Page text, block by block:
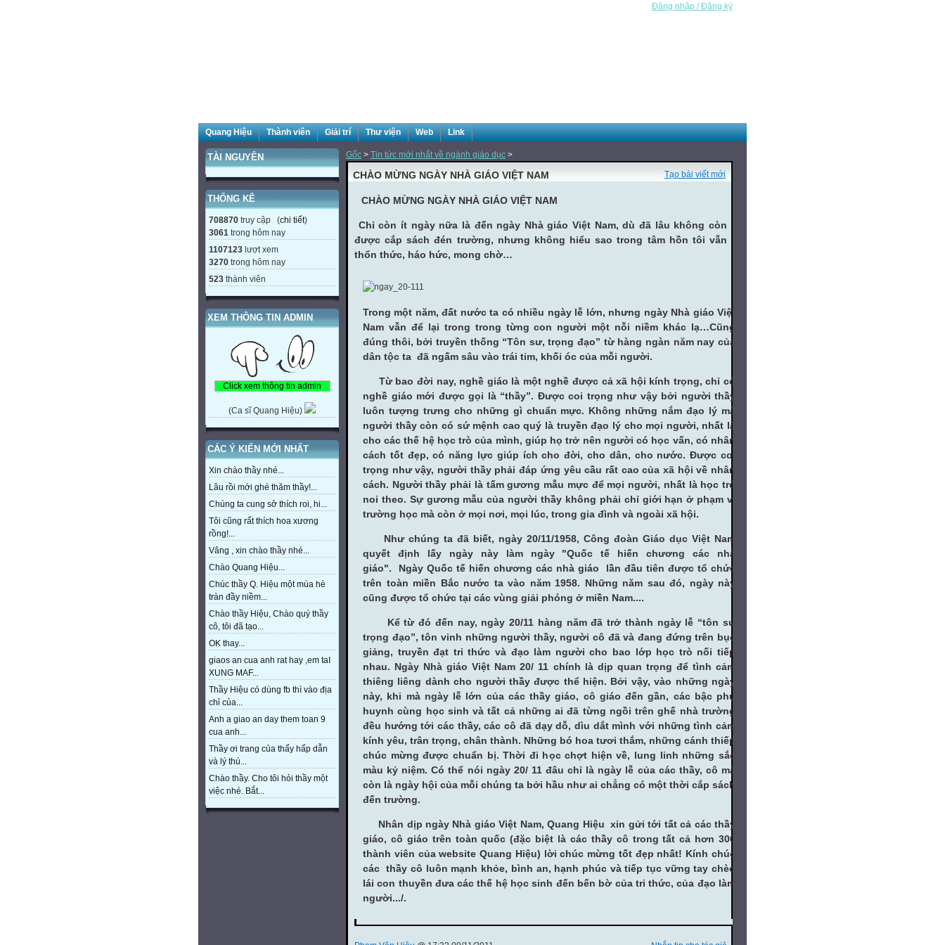
Đăng nhập / Đăng ký
Quang Hiệu Thành viên Giải trí Thư viện Web Link
TÀI NGUYÊN
THỐNG KÊ
708870 truy cập (chi tiết)
3061 trong hôm nay
1107123 lượt xem
3270 trong hôm nay
523 thành viên
XEM THÔNG TIN ADMIN
(Ca sĩ Quang Hiệu)
CÁC Ý KIẾN MỚI NHẤT
Xin chào thầy nhé...
Lâu rồi mới ghé thăm thầy!...
Chúng ta cung sở thích roi, hi...
Tôi cũng rất thích hoa xương
rồng!...
Vâng , xin chào thầy nhé...
Chào Quang Hiệu...
Chúc thầy Q. Hiệu một mùa hè
tràn đầy niềm...
Chào thầy Hiệu, Chào quý thầy
cô, tôi đã tạo...
OK thay...
giaos an cua anh rat hay ,em taI
XUNG MAF...
Thầy Hiệu có dùng fb thì vào địa
chỉ của...
Anh a giao an day them toan 9
cua anh...
Thầy ơi trang của thấy hấp dẫn
và lý thú...
Chào thầy. Cho tôi hỏi thầy một
việc nhé. Bắt...
Gốc > Tin tức mới nhất về ngành giáo dục >
Tạo bài viết mới
CHÀO MỪNG NGÀY NHÀ GIÁO VIỆT NAM
CHÀO MỪNG NGÀY NHÀ GIÁO VIỆT NAM
Chỉ còn ít ngày nữa là đến ngày Nhà giáo Việt Nam, dù đã lâu không còn
được cắp sách đén trường, nhưng không hiểu sao trong tâm hồn tôi vẫn
thổn thức, háo hức, mong chờ…
Trong một năm, đất nước ta có nhiều ngày lễ lớn, nhưng ngày Nhà giáo Việt
Nam vẫn để lại trong trong từng con người một nỗi niềm khác lạ…Cũng
đúng thôi, bởi truyền thống “Tôn sư, trọng đạo” từ hàng ngàn năm nay của
dân tộc ta đã ngấm sâu vào trái tim, khối óc của mỗi người.
Từ bao đời nay, nghề giáo là một nghề được cả xã hội kính trọng, chỉ có
nghề giáo mới được gọi là “thầy”. Được coi trọng như vậy bởi người thầy
luôn tượng trưng cho những gì chuẩn mực. Không những nắm đạo lý mà
người thầy còn có sứ mệnh cao quý là truyền đạo lý cho mọi người, nhất là
cho các thế hệ học trò của mình, giúp họ trở nên người có học vấn, có nhân
cách tốt đẹp, có năng lực giúp ích cho đời, cho dân, cho nước. Được coi
trọng như vậy, người thầy phải đáp ứng yêu cầu rất cao của xã hội về nhân
cách. Người thầy phải là tấm gương mẫu mực để mọi người, nhất là học trò
noi theo. Sự gương mẫu của người thầy không phải chỉ giới hạn ở phạm vi
trường học mà còn ở mọi nơi, mọi lúc, trong gia đình và ngoài xã hội.
Như chúng ta đã biết, ngày 20/11/1958, Công đoàn Giáo dục Việt Nam
quyết định lấy ngày này làm ngày "Quốc tế hiến chương các nhà
giáo". Ngày Quốc tế hiến chương các nhà giáo lần đầu tiên được tổ chức
trên toàn miền Bắc nước ta vào năm 1958. Những nǎm sau đó, ngày này
cũng được tổ chức tại các vùng giải phóng ở miền Nam....
Kể từ đó đến nay, ngày 20/11 hàng năm đã trở thành ngày lễ “tôn sư
trọng đạo”, tôn vinh những người thầy, người cô đã và đang đứng trên bục
giảng, truyền đạt tri thức và đạo làm người cho bao lớp học trò nối tiếp
nhau. Ngày Nhà giáo Việt Nam 20/ 11 chính là dịp quan trọng để tình cảm
thiêng liêng dành cho người thầy được thể hiện. Bởi vậy, vào những ngày
này, khi mà ngày lễ lớn của các thầy giáo, cô giáo đến gần, các bậc phụ
huynh cùng học sinh và tất cả những ai đã từng ngồi trên ghế nhà trường
đều hướng tới các thầy, các cô đã dạy dỗ, dìu dắt mình với những tình cảm
kính yêu, trân trọng, chân thành. Những bó hoa tươi thắm, những cánh thiếp
chúc mừng được chuẩn bị. Thời đi học chợt hiện về, lung linh những sắc
màu kỷ niệm. Có thể nói ngày 20/ 11 đâu chỉ là ngày lễ của các thầy, cô mà
còn là ngày hội của mỗi chúng ta bởi hầu như ai chẳng có một thời cắp sách
đến trường.
Nhân dịp ngày Nhà giáo Việt Nam, Quang Hiệu xin gửi tới tất cả các thầy
giáo, cô giáo trên toàn quốc (đặc biệt là các thầy cô trong tất cả hơn 300
thành viên của website Quang Hiệu) lời chúc mừng tốt đẹp nhất! Kính chúc
các thầy cô luôn mạnh khỏe, bình an, hạnh phúc và tiếp tục vững tay chèo
lái con thuyền đưa các thế hệ học sinh đến bến bờ của tri thức, của đạo làm
người.../.